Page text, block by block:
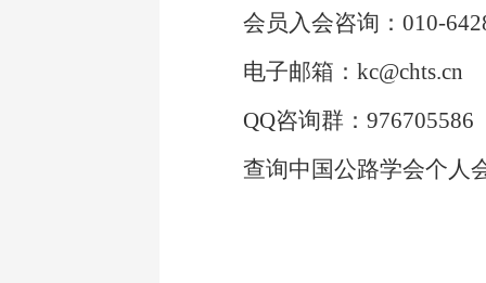
会员入会咨询：010-
电子邮箱：kc@chts.cn
QQ咨询群：976705586
查询中国公路学会个人